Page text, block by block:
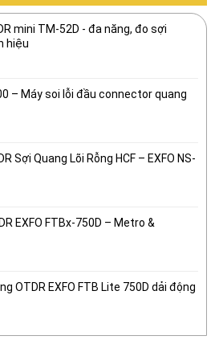
mini TM-52D - đa năng, đo sợi
hiệu
– Máy soi lỗi đầu connector quang
Sợi Quang Lõi Rỗng HCF – EXFO NS-
EXFO FTBx-750D – Metro &
OTDR EXFO FTB Lite 750D dải động